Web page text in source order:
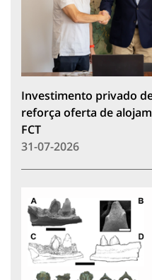
Investimento privado
reforça oferta de
FCT
31-07-2026